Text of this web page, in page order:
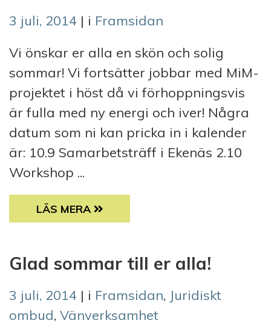
3 juli, 2014 | i Framsidan
Vi önskar er alla en skön och solig
sommar! Vi fortsätter jobbar med MiM-
projektet i höst då vi förhoppningsvis
är fulla med ny energi och iver! Några
datum som ni kan pricka in i kalender
är: 10.9 Samarbetsträff i Ekenäs 2.10
Workshop ...
GLAD SOMMAR ÖNSKAR MIM
LÄS MERA
Glad sommar till er alla!
3 juli, 2014 | i Framsidan, Juridiskt
ombud, Vänverksamhet